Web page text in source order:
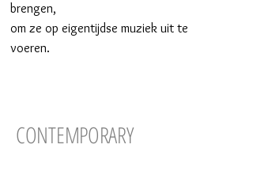
brengen,
om ze op eigentijdse muziek uit te
voeren.
CONTEMPORARY